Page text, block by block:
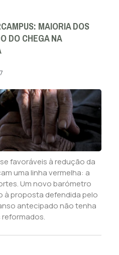
MAIORIA DOS
DO CHEGA NA
favoráveis à redução da
uma linha vermelha: a
Um novo barómetro
à proposta defendida pelo
antecipado não tenha